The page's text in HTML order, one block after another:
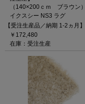
（140×200ｃｍ ブラウン）
イクスシー NS3 ラグ
【受注生産品／納期 1-2ヵ月】
￥172,480
在庫：受注生産